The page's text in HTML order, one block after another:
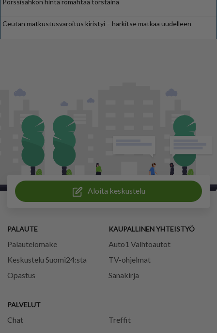
Pörssisähkön hinta romahtaa torstaina
Ceutan matkustusvaroitus kiristyi – harkitse matkaa uudelleen
Aloita keskustelu
PALAUTE
Palautelomake
Keskustelu Suomi24:sta
Opastus
PALVELUT
Chat
Treffit
KAUPALLINEN YHTEISTYÖ
Auto1 Vaihtoautot
TV-ohjelmat
Sanakirja